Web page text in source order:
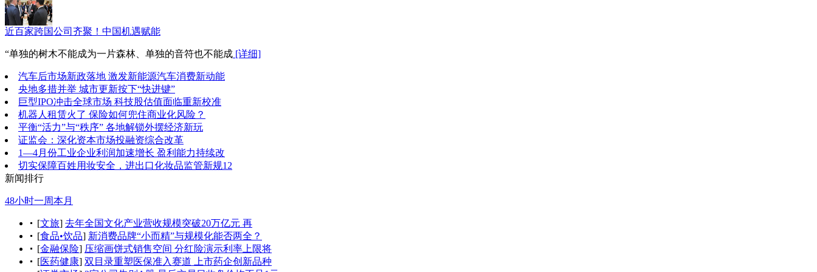
近百家跨国公司齐聚！中国机遇赋能
“单独的树木不能成为一片森林、单独的音符也不能成 [详细]
汽车后市场新政落地 激发新能源汽车消费新动能
央地多措并举 城市更新按下“快进键”
巨型IPO冲击全球市场 科技股估值面临重新校准
机器人租赁火了 保险如何兜住商业化风险？
平衡“活力”与“秩序” 各地解锁外摆经济新玩
证监会：深化资本市场投融资综合改革
1—4月份工业企业利润加速增长 盈利能力持续改
切实保障百姓用妆安全，进出口化妆品监管新规12
新闻排行
48小时一周本月
[文旅] 去年全国文化产业营收规模突破20万亿元 再
[食品•饮品] 新消费品牌“小而精”与规模化能否两全？
[金融保险] 压缩画饼式销售空间 分红险演示利率上限将
[医药健康] 双目录重塑医保准入赛道 上市药企创新品种